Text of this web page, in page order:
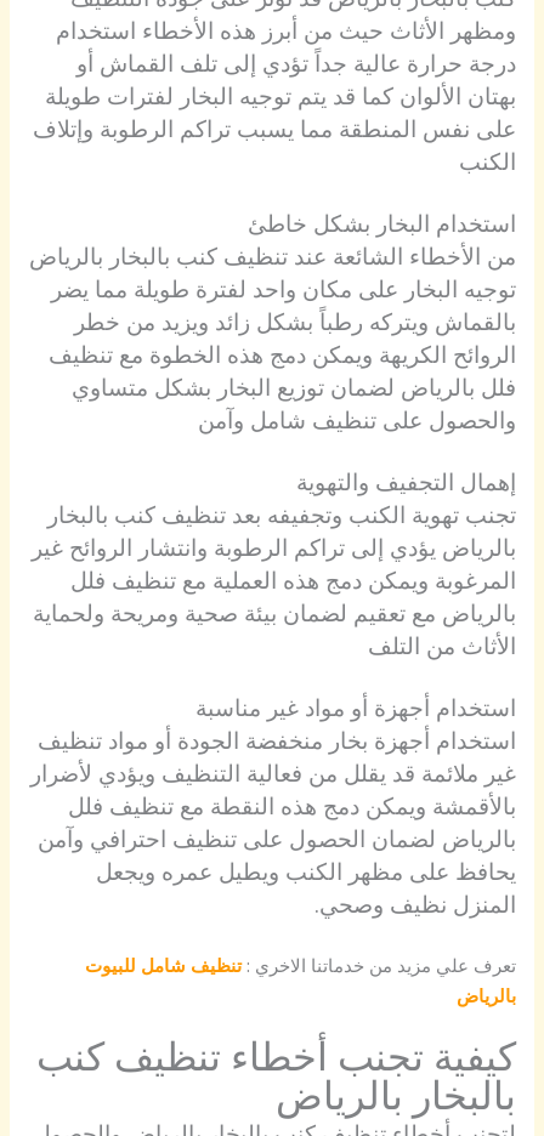
ومظهر الأثاث حيث من أبرز هذه الأخطاء استخدام
درجة حرارة عالية جداً تؤدي إلى تلف القماش أو
بهتان الألوان كما قد يتم توجيه البخار لفترات طويلة
على نفس المنطقة مما يسبب تراكم الرطوبة وإتلاف
الكنب
استخدام البخار بشكل خاطئ
من الأخطاء الشائعة عند تنظيف كنب بالبخار بالرياض
توجيه البخار على مكان واحد لفترة طويلة مما يضر
بالقماش ويتركه رطباً بشكل زائد ويزيد من خطر
الروائح الكريهة ويمكن دمج هذه الخطوة مع تنظيف
فلل بالرياض لضمان توزيع البخار بشكل متساوي
والحصول على تنظيف شامل وآمن
إهمال التجفيف والتهوية
تجنب تهوية الكنب وتجفيفه بعد تنظيف كنب بالبخار
بالرياض يؤدي إلى تراكم الرطوبة وانتشار الروائح غير
المرغوبة ويمكن دمج هذه العملية مع تنظيف فلل
بالرياض مع تعقيم لضمان بيئة صحية ومريحة ولحماية
الأثاث من التلف
استخدام أجهزة أو مواد غير مناسبة
استخدام أجهزة بخار منخفضة الجودة أو مواد تنظيف
غير ملائمة قد يقلل من فعالية التنظيف ويؤدي لأضرار
بالأقمشة ويمكن دمج هذه النقطة مع تنظيف فلل
بالرياض لضمان الحصول على تنظيف احترافي وآمن
يحافظ على مظهر الكنب ويطيل عمره ويجعل
المنزل نظيف وصحي.
تعرف علي مزيد من خدماتنا الاخري :تنظيف شامل للبيوت
بالرياض
كيفية تجنب أخطاء تنظيف كنب
بالبخار بالرياض